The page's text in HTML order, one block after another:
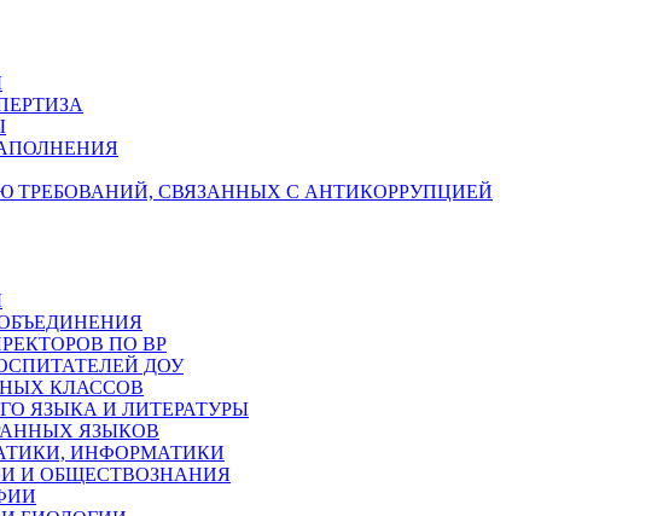
СВЯЗАННЫХ С АНТИКОРРУПЦИЕЙ
ПО ВР
ДОУ
КЛАССОВ
ЯЗЫКА И ЛИТЕРАТУРЫ
ЯЗЫКОВ
ИНФОРМАТИКИ
И ОБЩЕСТВОЗНАНИЯ